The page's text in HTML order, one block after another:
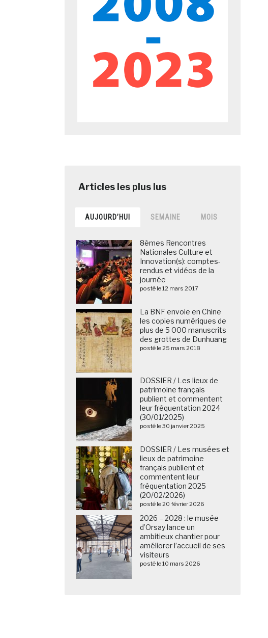
AUJOURD’HUI SEMAINE MOIS
8èmes Rencontres
Nationales Culture et
Innovation(s): comptes-
rendus et vidéos de la
journée
posté le 12 mars 2017
La BNF envoie en Chine
les copies numériques de
plus de 5 000 manuscrits
des grottes de Dunhuang
posté le 25 mars 2018
DOSSIER / Les lieux de
patrimoine français
publient et commentent
leur fréquentation 2024
(30/01/2025)
posté le 30 janvier 2025
DOSSIER / Les musées et
lieux de patrimoine
français publient et
commentent leur
fréquentation 2025
(20/02/2026)
posté le 20 février 2026
2026 – 2028 : le musée
d’Orsay lance un
ambitieux chantier pour
améliorer l’accueil de ses
visiteurs
posté le 10 mars 2026